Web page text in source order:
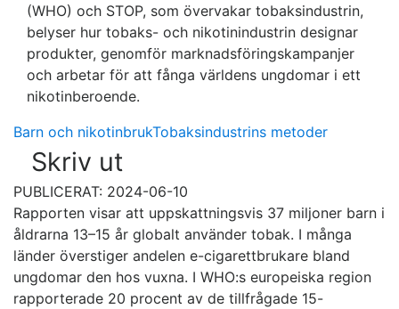
(WHO) och STOP, som övervakar tobaksindustrin,
belyser hur tobaks- och nikotinindustrin designar
produkter, genomför marknadsföringskampanjer
och arbetar för att fånga världens ungdomar i ett
nikotinberoende.
Barn och nikotinbrukTobaksindustrins metoder
Skriv ut
PUBLICERAT: 2024-06-10
Rapporten visar att uppskattningsvis 37 miljoner barn i
åldrarna 13–15 år globalt använder tobak. I många
länder överstiger andelen e-cigarettbrukare bland
ungdomar den hos vuxna. I WHO:s europeiska region
rapporterade 20 procent av de tillfrågade 15-